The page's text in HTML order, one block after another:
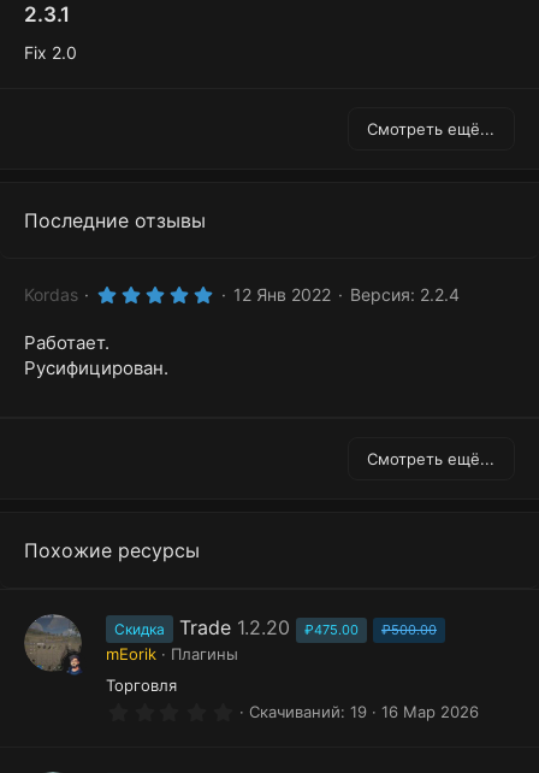
2.3.1
Fix 2.0
Смотреть ещё...
Последние отзывы
Kordas
5 12 Янв 2022 Версия: 2.2.4
Работает.
Русифицирован.
Смотреть ещё...
Похожие ресурсы
Скидка Trade 1.2.20 ₽475.00 ₽500.00
mEorik
Плагины
Торговля
0 Скачиваний 19 16 Мар 2026